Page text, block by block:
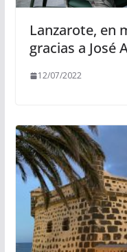
Lanzarote, en
gracias a José
12/07/2022